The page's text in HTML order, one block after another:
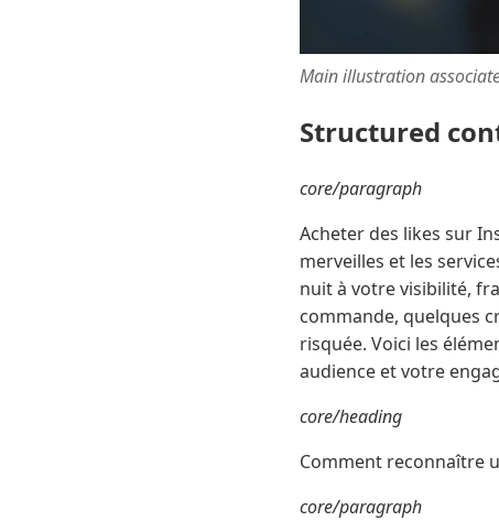
Main illustration
Structured
core/paragraph
Acheter des likes sur
merveilles et les
nuit à votre visibilité,
commande, quelques
risquée. Voici les
audience et votre
core/heading
Comment reconnaître
core/paragraph